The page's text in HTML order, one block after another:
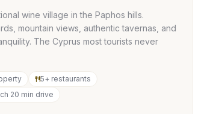
wine village in the Paphos hills.
mountain views, authentic tavernas, and
The Cyprus most tourists never
5+ restaurants
20 min drive